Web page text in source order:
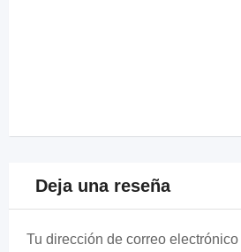
Deja una reseña
Tu dirección de correo